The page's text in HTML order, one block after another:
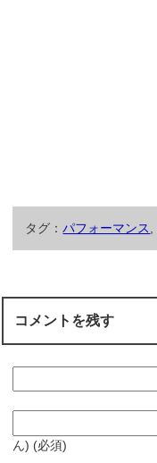
タグ：パフォーマンス,
コメントを残す
ん) (必須)